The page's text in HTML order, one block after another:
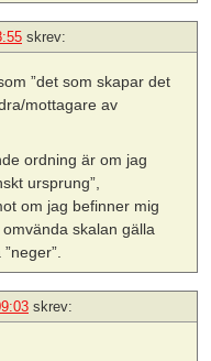
skrev:
”det som skapar det
mottagare av
ordning är om jag
ursprung”,
om jag befinner mig
skalan gälla
skrev: